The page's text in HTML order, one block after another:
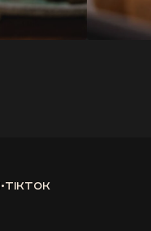
•tiktok